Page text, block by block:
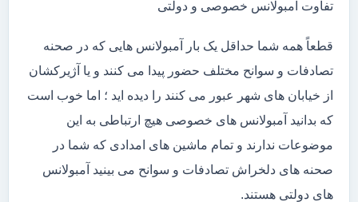
تفاوت آمبولانس خصوصی و دولتی
قطعاً همه شما حداقل یک بار آمبولانس هایی که در صحنه
تصادفات و سوانح مختلف حضور پیدا می کنند و یا آژیرکشان
از خیابان های شهر عبور می کنند را دیده اید ؛ اما خوب است
که بدانید آمبولانس های خصوصی هیچ ارتباطی به این
موضوعات ندارند و تمام ماشین های امدادی که شما در
صحنه های دلخراش تصادفات و سوانح می بینید آمبولانس
های دولتی هستند.